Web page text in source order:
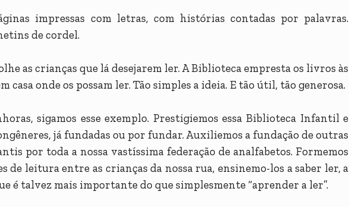
impressas com letras, com histórias contadas por palavras.
de cordel.
as crianças que lá desejarem ler. A Biblioteca empresta os livros às
casa onde os possam ler. Tão simples a ideia. E tão útil, tão generosa.
sigamos esse exemplo. Prestigiemos essa Biblioteca Infantil e
já fundadas ou por fundar. Auxiliemos a fundação de outras
por toda a nossa vastíssima federação de analfabetos. Formemos
de leitura entre as crianças da nossa rua, ensinemo-los a saber ler, a
é talvez mais importante do que simplesmente “aprender a ler”.